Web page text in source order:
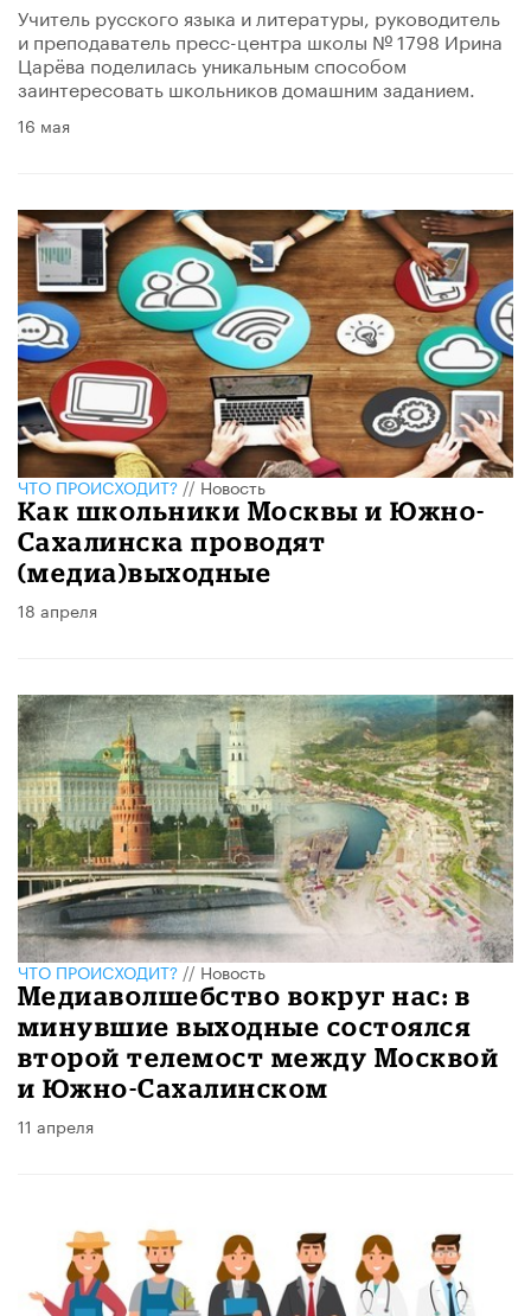
Учитель русского языка и литературы, руководитель
и преподаватель пресс-центра школы № 1798 Ирина
Царёва поделилась уникальным способом
заинтересовать школьников домашним заданием.
16 мая
ЧТО ПРОИСХОДИТ?//Новость
Как школьники Москвы и Южно-
Сахалинска проводят
(медиа)выходные
18 апреля
ЧТО ПРОИСХОДИТ?//Новость
Медиаволшебство вокруг нас: в
минувшие выходные состоялся
второй телемост между Москвой
и Южно-Сахалинском
11 апреля